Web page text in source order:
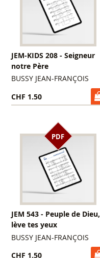
JEM-KIDS 208 - Seigneur
notre Père
BUSSY JEAN-FRANÇOIS
CHF 1.50
PDF
JEM 543 - Peuple de Dieu,
lève tes yeux
BUSSY JEAN-FRANÇOIS
CHF 1.50